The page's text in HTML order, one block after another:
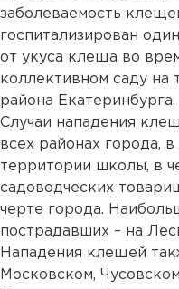
заболеваемость
госпитализирован
от укуса клеща во
коллективном саду на
района Екатеринбурга.
Случаи нападения
всех районах города,
территории школы, в
садоводческих
черте города.
пострадавших – на
Нападения клещей
Московском,